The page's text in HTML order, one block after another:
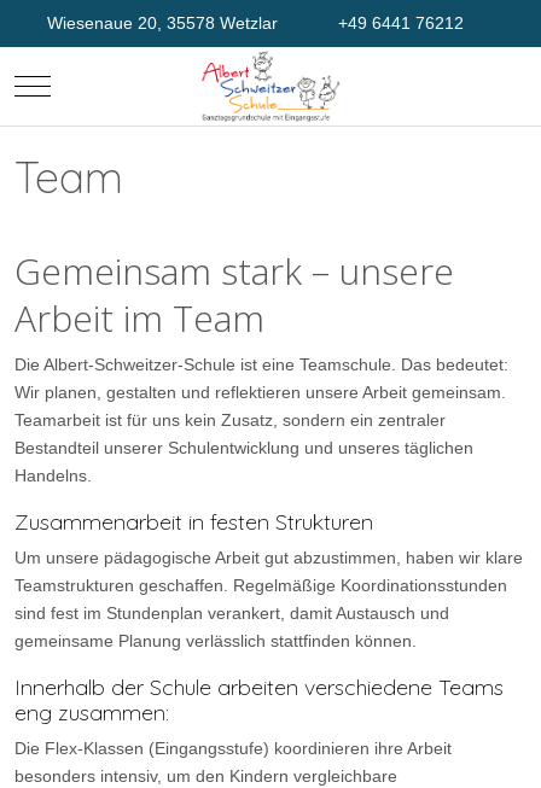
Wiesenaue 20, 35578 Wetzlar +49 6441 76212
Mobile Menu Toggle
Team
Gemeinsam stark – unsere
Arbeit im Team
Die Albert-Schweitzer-Schule ist eine Teamschule. Das bedeutet:
Wir planen, gestalten und reflektieren unsere Arbeit gemeinsam.
Teamarbeit ist für uns kein Zusatz, sondern ein zentraler
Bestandteil unserer Schulentwicklung und unseres täglichen
Handelns.
Zusammenarbeit in festen Strukturen
Um unsere pädagogische Arbeit gut abzustimmen, haben wir klare
Teamstrukturen geschaffen. Regelmäßige Koordinationsstunden
sind fest im Stundenplan verankert, damit Austausch und
gemeinsame Planung verlässlich stattfinden können.
Innerhalb der Schule arbeiten verschiedene Teams
eng zusammen:
Die Flex-Klassen (Eingangsstufe) koordinieren ihre Arbeit
besonders intensiv, um den Kindern vergleichbare